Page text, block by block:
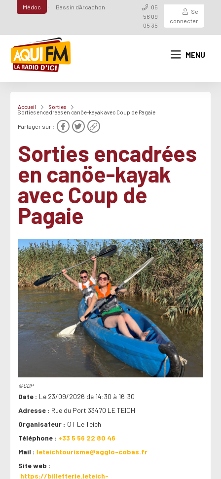
Médoc Bassin d'Arcachon
05
56 09
05 35
Se
connecter
MENU
Accueil
Sorties
Sorties encadrées en canöe-kayak avec Coup de Pagaie
Partager sur :
Sorties encadrées
en canöe-kayak
avec Coup de
Pagaie
©CDP
Date
Le 23/09/2026 de 14:30 à 16:30
Adresse
Rue du Port 33470 LE TEICH
Organisateur
OT Le Teich
Téléphone
+33 5 56 22 80 46
Mail
leteichtourisme@agglo-cobas.fr
Site web
https://billetterie.leteich-